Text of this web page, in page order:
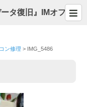
タ復旧』IMオフ
ン修理 > IMG_5486